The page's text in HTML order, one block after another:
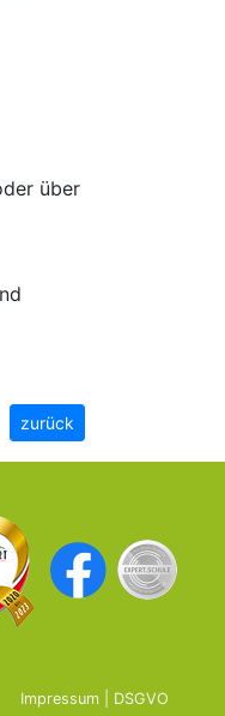
über
zurück
Impressum DSGVO